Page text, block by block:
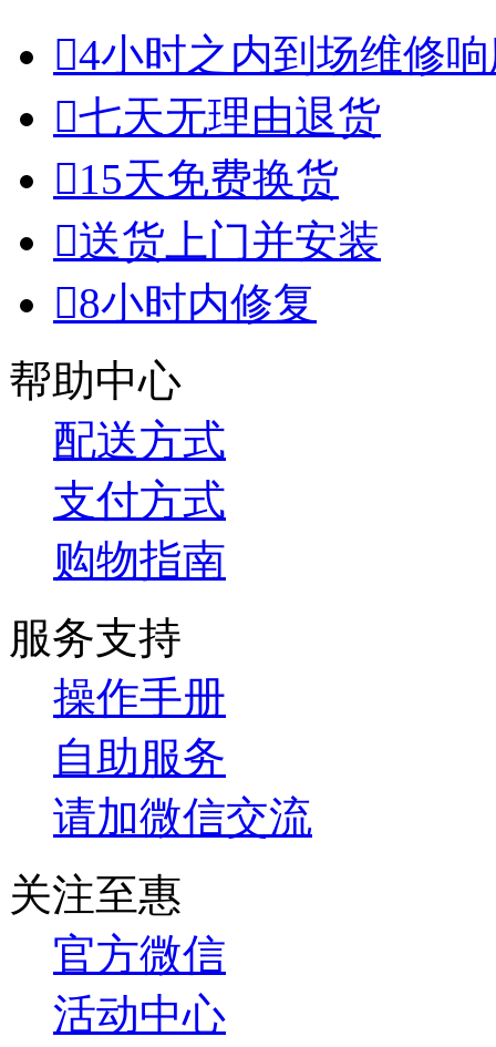
4小时之内到场维修
七天无理由退货
15天免费换货
送货上门并安装
8小时内修复
帮助中心
配送方式
支付方式
购物指南
服务支持
操作手册
自助服务
请加微信交流
关注至惠
官方微信
活动中心